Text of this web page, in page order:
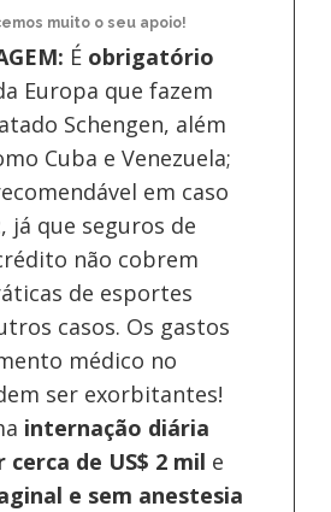
muito o seu apoio!
É obrigatório
Europa que fazem
Schengen, além
Cuba e Venezuela;
em caso
, já que seguros de
não cobrem
de esportes
casos. Os gastos
médico no
ser exorbitantes!
internação diária
de US$ 2 mil e
e sem anestesia